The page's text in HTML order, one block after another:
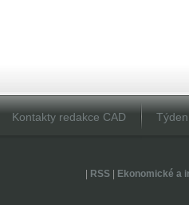
Kontakty redakce CAD
RSS| Ekonomické a